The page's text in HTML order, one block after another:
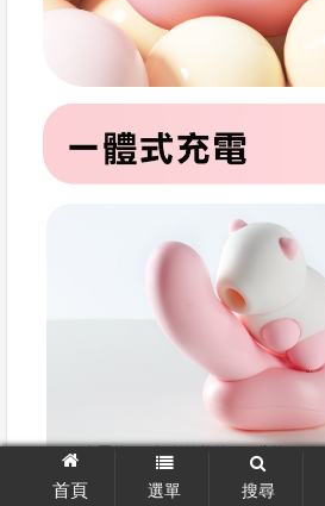
首頁 選單 搜尋